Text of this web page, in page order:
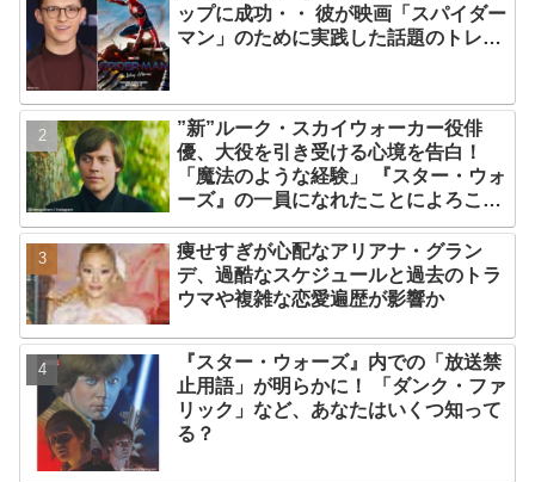
ップに成功・・ 彼が映画「スパイダー
マン」のために実践した話題のトレー
”新”ルーク・スカイウォーカー役俳
優、大役を引き受ける心境を告白！
「魔法のような経験」 『スター・ウォ
ーズ』の一員になれたことによろこび
爆発
痩せすぎが心配なアリアナ・グラン
デ、過酷なスケジュールと過去のトラ
ウマや複雑な恋愛遍歴が影響か
『スター・ウォーズ』内での「放送禁
止用語」が明らかに！ 「ダンク・ファ
リック」など、あなたはいくつ知って
る？